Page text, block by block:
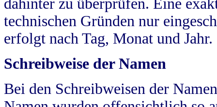
dahinter zu überprüfen. Eine
technischen Gründen nur
erfolgt nach Tag, Monat und Jahr.
Schreibweise der Namen
Bei den Schreibweisen der